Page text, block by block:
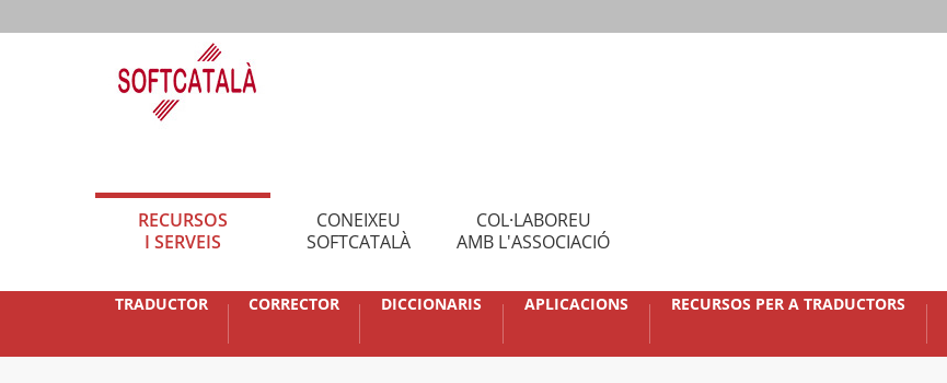
RECURSOS
I SERVEIS
CONEIXEU
SOFTCATALÀ
COL·LABOREU
AMB L'ASSOCIACIÓ
TRADUCTOR CORRECTOR DICCIONARIS APLICACIONS RECURSOS PER A TRADUCTORS